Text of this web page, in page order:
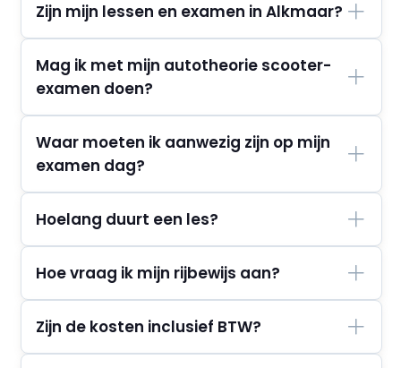
Zijn mijn lessen en examen in Alkmaar?
Mag ik met mijn autotheorie scooter-
examen doen?
Waar moeten ik aanwezig zijn op mijn
examen dag?
Hoelang duurt een les?
Hoe vraag ik mijn rijbewijs aan?
Zijn de kosten inclusief BTW?